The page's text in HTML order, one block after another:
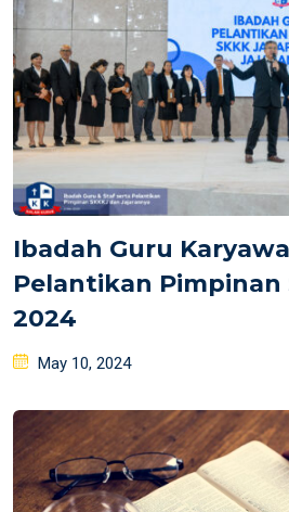
Ibadah Guru
Pelantikan Pimpinan
2024
Posted
May 10, 2024